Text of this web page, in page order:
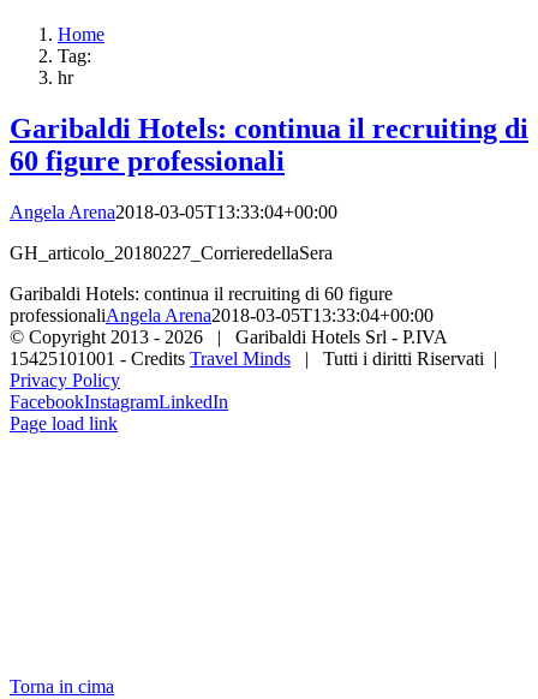
Home
Tag:
hr
Garibaldi Hotels: continua il recruiting di
60 figure professionali
Angela Arena2018-03-05T13:33:04+00:00
GH_articolo_20180227_CorrieredellaSera
Garibaldi Hotels: continua il recruiting di 60 figure
professionaliAngela Arena2018-03-05T13:33:04+00:00
© Copyright 2013 - 2026 | Garibaldi Hotels Srl - P.IVA
15425101001 - Credits Travel Minds | Tutti i diritti Riservati |
Privacy Policy
FacebookInstagramLinkedIn
Page load link
Torna in cima